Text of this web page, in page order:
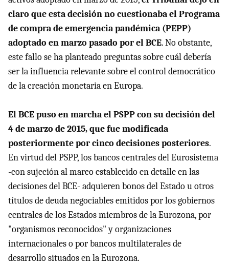
claro que esta decisión no cuestionaba el Programa
de compra de emergencia pandémica (PEPP)
adoptado en marzo pasado por el BCE. No obstante,
este fallo se ha planteado preguntas sobre cuál debería
ser la influencia relevante sobre el control democrático
de la creación monetaria en Europa.
El BCE puso en marcha el PSPP con su decisión del
4 de marzo de 2015, que fue modificada
posteriormente por cinco decisiones posteriores.
En virtud del PSPP, los bancos centrales del Eurosistema
-con sujeción al marco establecido en detalle en las
decisiones del BCE- adquieren bonos del Estado u otros
títulos de deuda negociables emitidos por los gobiernos
centrales de los Estados miembros de la Eurozona, por
"organismos reconocidos" y organizaciones
internacionales o por bancos multilaterales de
desarrollo situados en la Eurozona.